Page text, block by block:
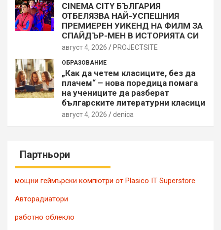
CINEMA CITY БЪЛГАРИЯ
ОТБЕЛЯЗВА НАЙ-УСПЕШНИЯ
ПРЕМИЕРЕН УИКЕНД НА ФИЛМ ЗА
СПАЙДЪР-МЕН В ИСТОРИЯТА СИ
август 4, 2026 PROJECTSITЕ
ОБРАЗОВАНИЕ
„Как да четем класиците, без да
плачем“ – нова поредица помага
на учениците да разберат
българските литературни класици
август 4, 2026 denica
Партньори
мощни геймърски компютри от Plasico IT Superstore
Авторадиатори
работно облекло